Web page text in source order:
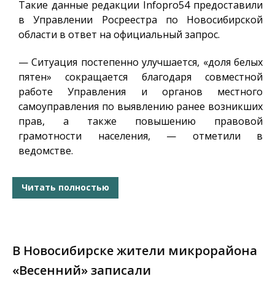
Такие данные редакции Infopro54предоставили
в Управлении Росреестра по Новосибирской
области в ответ на официальный запрос.
— Ситуация постепенно улучшается, «доля белых
пятен» сокращается благодаря совместной
работе Управления и органов местного
самоуправления по выявлению ранее возникших
прав, а также повышению правовой
грамотности населения, — отметили в
ведомстве.
Читать полностью
В Новосибирске жители микрорайона
«Весенний» записали